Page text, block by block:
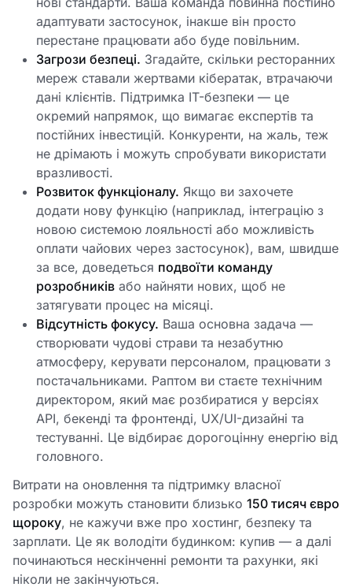
адаптувати застосунок, інакше він просто
перестане працювати або буде повільним.
Загрози безпеці. Згадайте, скільки ресторанних
мереж ставали жертвами кібератак, втрачаючи
дані клієнтів. Підтримка IT-безпеки — це
окремий напрямок, що вимагає експертів та
постійних інвестицій. Конкуренти, на жаль, теж
не дрімають і можуть спробувати використати
вразливості.
Розвиток функціоналу. Якщо ви захочете
додати нову функцію (наприклад, інтеграцію з
новою системою лояльності або можливість
оплати чайових через застосунок), вам, швидше
за все, доведеться подвоїти команду
розробників або найняти нових, щоб не
затягувати процес на місяці.
Відсутність фокусу. Ваша основна задача —
створювати чудові страви та незабутню
атмосферу, керувати персоналом, працювати з
постачальниками. Раптом ви стаєте технічним
директором, який має розбиратися у версіях
API, бекенді та фронтенді, UX/UI-дизайні та
тестуванні. Це відбирає дорогоцінну енергію від
головного.
Витрати на оновлення та підтримку власної
розробки можуть становити близько 150 тисяч євро
щороку, не кажучи вже про хостинг, безпеку та
зарплати. Це як володіти будинком: купив — а далі
починаються нескінченні ремонти та рахунки, які
ніколи не закінчуються.